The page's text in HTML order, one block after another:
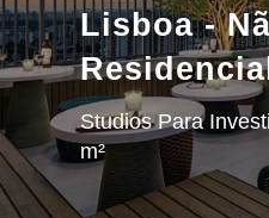
Lisboa -
Studios Para
m²